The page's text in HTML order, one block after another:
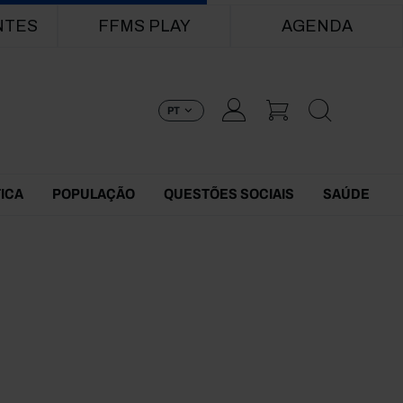
FFMS PLAY AGENDA
PT
POPULAÇÃO QUESTÕES SOCIAIS SAÚDE